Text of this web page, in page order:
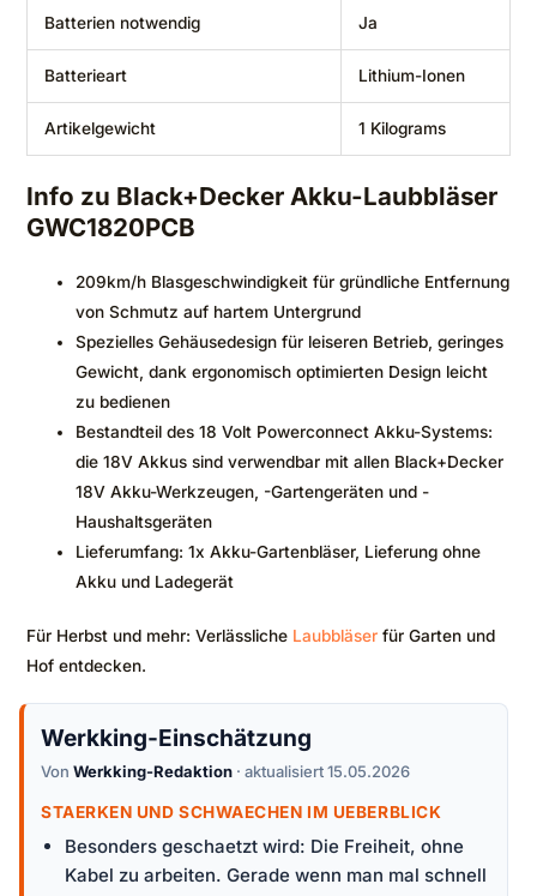
Batterien notwendig ‎Ja
Batterieart ‎Lithium-Ionen
Artikelgewicht ‎1 Kilograms
Info zu Black+Decker Akku-Laubbläser
GWC1820PCB
209km/h Blasgeschwindigkeit für gründliche Entfernung
von Schmutz auf hartem Untergrund
Spezielles Gehäusedesign für leiseren Betrieb, geringes
Gewicht, dank ergonomisch optimierten Design leicht
zu bedienen
Bestandteil des 18 Volt Powerconnect Akku-Systems:
die 18V Akkus sind verwendbar mit allen Black+Decker
18V Akku-Werkzeugen, -Gartengeräten und -
Haushaltsgeräten
Lieferumfang: 1x Akku-Gartenbläser, Lieferung ohne
Akku und Ladegerät
Für Herbst und mehr: Verlässliche Laubbläser für Garten und
Hof entdecken.
Werkking-Einschätzung
Von Werkking-Redaktion · aktualisiert 15.05.2026
STAERKEN UND SCHWAECHEN IM UEBERBLICK
Besonders geschaetzt wird: Die Freiheit, ohne
Kabel zu arbeiten. Gerade wenn man mal schnell